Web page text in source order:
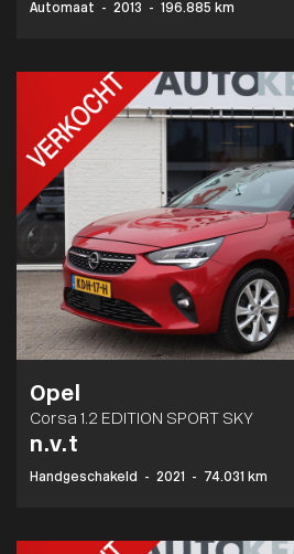
Automaat - 2013 - 196.885 km
Opel
Corsa 1.2 EDITION SPORT SKY
n.v.t
Handgeschakeld - 2021 - 74.031 km